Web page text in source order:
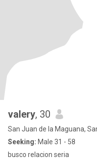
valery, 30
San Juan de la Maguana,
Seeking: Male 31 - 58
busco relacion seria